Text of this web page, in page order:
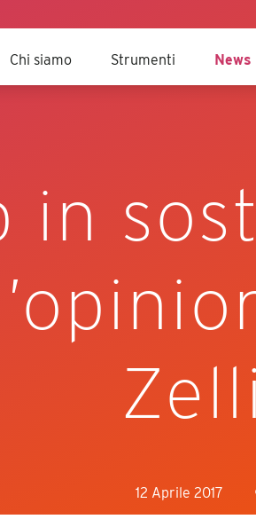
Chi siamo Strumenti
in
Zelli
12 Aprile 2017